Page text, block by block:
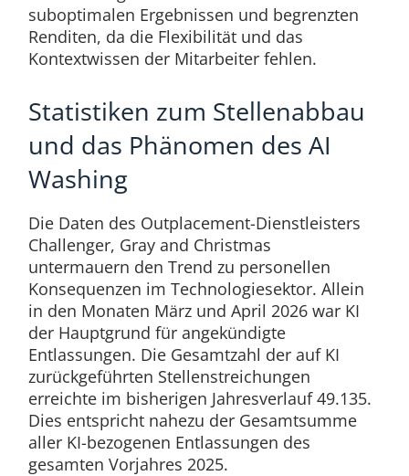
suboptimalen Ergebnissen und begrenzten
Renditen, da die Flexibilität und das
Kontextwissen der Mitarbeiter fehlen.
Statistiken zum Stellenabbau
und das Phänomen des AI
Washing
Die Daten des Outplacement-Dienstleisters
Challenger, Gray and Christmas
untermauern den Trend zu personellen
Konsequenzen im Technologiesektor. Allein
in den Monaten März und April 2026 war KI
der Hauptgrund für angekündigte
Entlassungen. Die Gesamtzahl der auf KI
zurückgeführten Stellenstreichungen
erreichte im bisherigen Jahresverlauf 49.135.
Dies entspricht nahezu der Gesamtsumme
aller KI-bezogenen Entlassungen des
gesamten Vorjahres 2025.